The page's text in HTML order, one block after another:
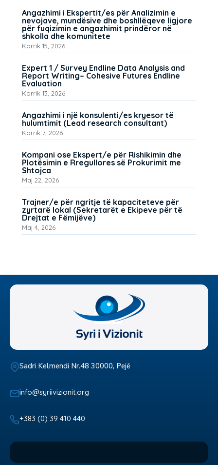
Angazhimi i Ekspertit/es për Analizimin e
nevojave, mundësive dhe boshllëqeve ligjore
për fuqizimin e angazhimit prindëror në
shkolla dhe komunitete
Korrik 15, 2026
Expert 1 / Survey Endline Data Analysis and
Report Writing– Cohesive Futures Endline
Evaluation
Korrik 13, 2026
Angazhimi i një konsulenti/es kryesor të
hulumtimit (Lead research consultant)
Korrik 7, 2026
Kompani ose Ekspert/e për Rishikimin dhe
Plotësimin e Rregullores së Prokurimit me
Shtojca
Maj 22, 2026
Trajner/e për ngritje të kapaciteteve për
zyrtarë lokal (Sekretarët e Ekipeve për të
Drejtat e Fëmijëve)
Maj 4, 2026
Sadri Kelmendi Nr.48 30000, Pejë
info@syriivizionit.org
+383 (0) 39 410 440